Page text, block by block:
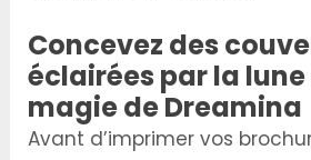
Concevez des
éclairées par la
magie de Dreamina
Avant d’imprimer vos